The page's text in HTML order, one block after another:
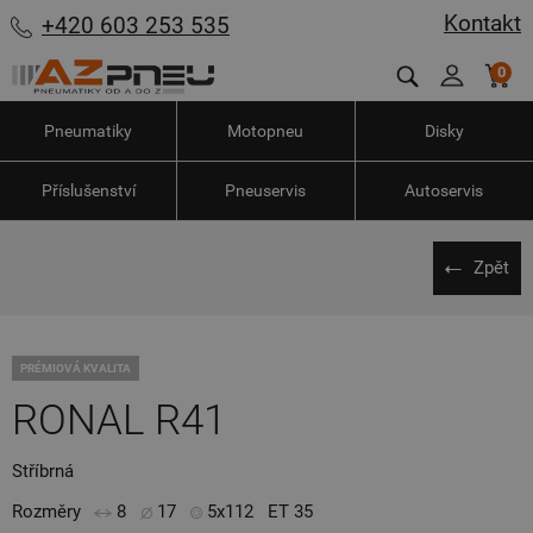
Kontakt
+420 603 253 535
0
Pneumatiky Motopneu Disky
Příslušenství Pneuservis Autoservis
Zpět
PRÉMIOVÁ KVALITA
RONAL R41
Stříbrná
Rozměry
8 17 5x112 ET 35